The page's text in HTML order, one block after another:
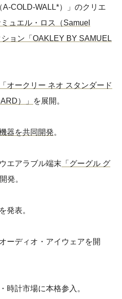
A-COLD-WALL*）」のクリエ
ュエル・ロス（Samuel
ョン「OAKLEY BY SAMUEL
オークリー ネオ スタンダード
）」
を展開。
器を共同開発。
エアラブル端末 「グーグル グ
開発。
発表。
ーディオ・アイウェアを開
時計市場に本格参入。